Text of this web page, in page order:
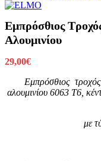
Εμπρόσθιος
Αλουμινίου
29,00€
Εμπρόσθιος τροχός
αλουμινίου 6063 Τ6,
με